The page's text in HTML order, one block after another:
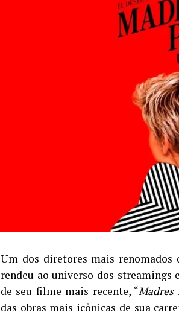
Um dos diretores mais
rendeu ao universo dos
de seu filme mais recente, “Madres
das obras mais icônicas de sua